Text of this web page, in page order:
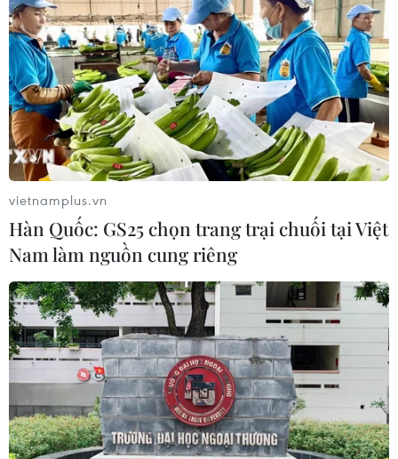
TIN CÙNG CHUYÊN MỤC
Thái Lan: Nổ súng tại văn phòng
chính quyền tỉnh Nonthaburi
vietnamplus.vn
Hàn Quốc: GS25 chọn trang trại chuối tại Việt
Nam làm nguồn cung riêng